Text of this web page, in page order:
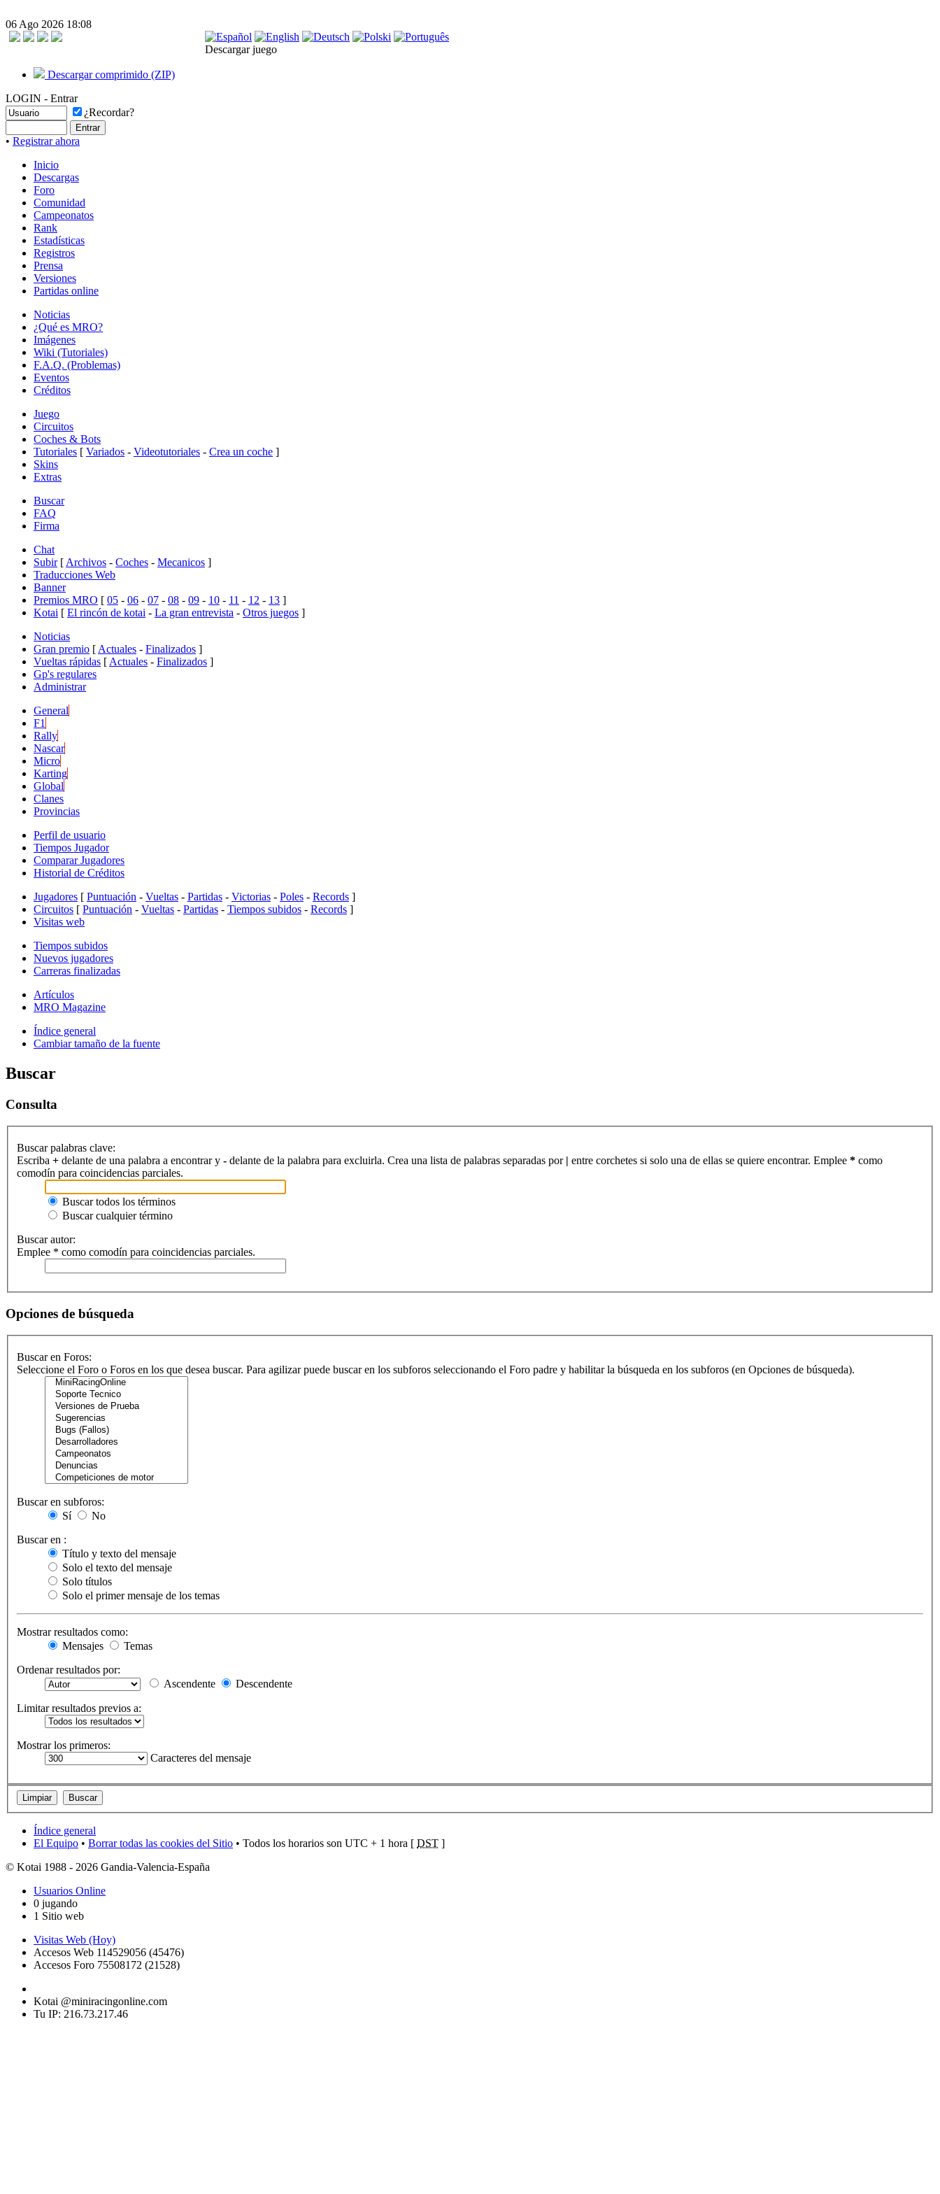
06 Ago 2026 18:08
Descargar juego
Descargar comprimido (ZIP)
LOGIN - Entrar
¿Recordar?
• Registrar ahora
Inicio
Descargas
Foro
Comunidad
Campeonatos
Rank
Estadísticas
Registros
Prensa
Versiones
Partidas online
Noticias
¿Qué es MRO?
Imágenes
Wiki (Tutoriales)
F.A.Q. (Problemas)
Eventos
Créditos
Juego
Circuitos
Coches & Bots
Tutoriales [ Variados - Videotutoriales - Crea un coche ]
Skins
Extras
Buscar
FAQ
Firma
Chat
Subir [ Archivos - Coches - Mecanicos ]
Traducciones Web
Banner
Premios MRO [ 05 - 06 - 07 - 08 - 09 - 10 - 11 - 12 - 13 ]
Kotai [ El rincón de kotai - La gran entrevista - Otros juegos ]
Noticias
Gran premio [ Actuales - Finalizados ]
Vueltas rápidas [ Actuales - Finalizados ]
Gp's regulares
Administrar
General
F1
Rally
Nascar
Micro
Karting
Global
Clanes
Provincias
Perfil de usuario
Tiempos Jugador
Comparar Jugadores
Historial de Créditos
Jugadores [ Puntuación - Vueltas - Partidas - Victorias - Poles - Records ]
Circuitos [ Puntuación - Vueltas - Partidas - Tiempos subidos - Records ]
Visitas web
Tiempos subidos
Nuevos jugadores
Carreras finalizadas
Artículos
MRO Magazine
Índice general
Cambiar tamaño de la fuente
Buscar
Consulta
Buscar palabras clave:
Escriba + delante de una palabra a encontrar y - delante de la palabra para excluirla. Crea una lista de palabras separadas por | entre corchetes si solo una de ellas se quiere encontrar. Emplee * como
comodín para coincidencias parciales.
Buscar todos los términos
Buscar cualquier término
Buscar autor:
Emplee * como comodín para coincidencias parciales.
Opciones de búsqueda
Buscar en Foros:
Seleccione el Foro o Foros en los que desea buscar. Para agilizar puede buscar en los subforos seleccionando el Foro padre y habilitar la búsqueda en los subforos (en Opciones de búsqueda).
Buscar en subforos:
Sí
No
Buscar en :
Título y texto del mensaje
Solo el texto del mensaje
Solo títulos
Solo el primer mensaje de los temas
Mostrar resultados como:
Mensajes
Temas
Ordenar resultados por:
Ascendente
Descendente
Limitar resultados previos a:
Mostrar los primeros:
Caracteres del mensaje
Índice general
El Equipo • Borrar todas las cookies del Sitio • Todos los horarios son UTC + 1 hora [ DST ]
© Kotai 1988 - 2026 Gandia-Valencia-España
Usuarios Online
0 jugando
1 Sitio web
Visitas Web (Hoy)
Accesos Web 114529056 (45476)
Accesos Foro 75508172 (21528)
Kotai @miniracingonline.com
Tu IP: 216.73.217.46